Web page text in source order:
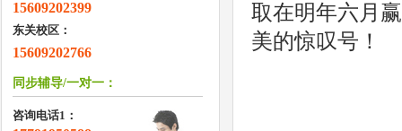
15609202399
东关校区：
15609202766
同步辅导/一对一：
咨询电话1：
取在明年六月
美的惊叹号！